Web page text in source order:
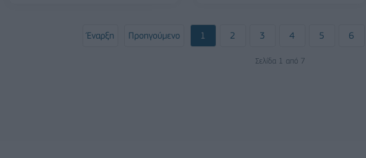
Έναρξη Προηγούμενο 1 2 3 4 5 6
Σελίδα 1 από 7